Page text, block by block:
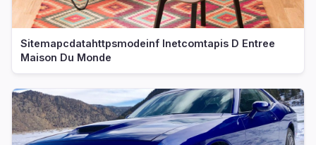
Sitemapcdatahttpsmodeinf Inetcomtapis D Entree
Maison Du Monde